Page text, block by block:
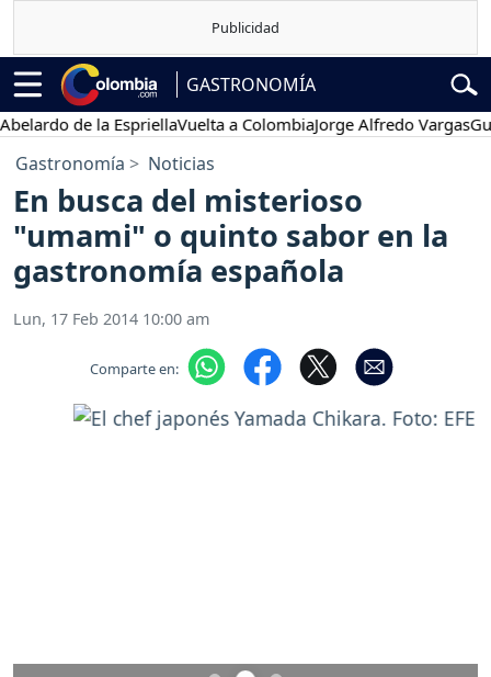
GASTRONOMÍA
de la EspriellaVuelta a ColombiaJorge Alfredo Vargas
Gastronomía Noticias
En busca del misterioso
"umami" o quinto sabor en la
gastronomía española
Lun, 17 Feb 2014 10:00 am
Comparte en: